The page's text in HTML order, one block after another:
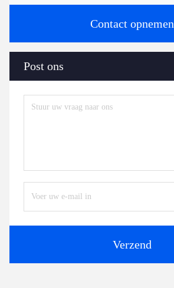
Contact opnemen
Post ons
Verzend